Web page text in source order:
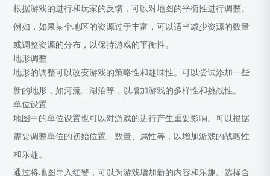
根据游戏的进行和玩家的反馈，可以对地图的平衡性进行调整。
例如，如果某个地区的资源过于丰富，可以适当减少资源的数量
或调整资源的分布，以保持游戏的平衡性。
地形调整
地形的调整可以改变游戏的策略性和趣味性。可以尝试添加一些
新的地形，如河流、湖泊等，以增加游戏的多样性和挑战性。
单位设置
地图中的单位设置也可以对游戏的进行产生重要影响。可以根据
需要调整单位的初始位置、数量、属性等，以增加游戏的战略性
和乐趣。
通过将地图导入红警，可以为游戏增加新的内容和乐趣。选择合